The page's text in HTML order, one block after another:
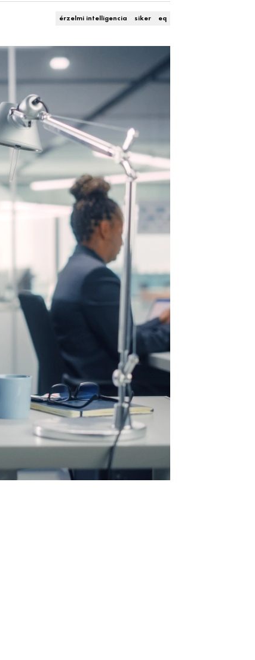
érzelmi intelligencia siker eq